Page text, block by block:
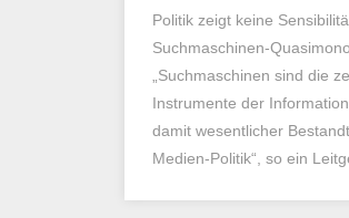
Politik zeigt keine
Suchmaschinen-
„Suchmaschinen sind die
Instrumente der
damit wesentlicher
Medien-Politik“, so ein